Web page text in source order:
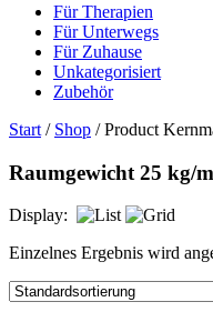
Für Therapien
Für Unterwegs
Für Zuhause
Unkategorisiert
Zubehör
Start / Shop / Product
Raumgewicht 25 kg/
Display:
Einzelnes Ergebnis wird